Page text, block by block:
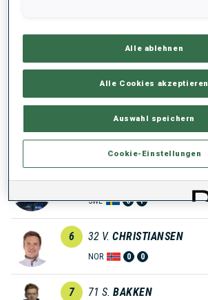
NOR 0 0
3 52 Q. FILLON MAILLET
LAEGREID
5 54 S. SAMUELSSON
SWE 0 1
6 32 V. CHRISTIANSEN
NOR 0 0
7 71 S. BAKKEN
Alle ablehnen
Alle Cookies akzeptieren
Auswahl speichern
Cookie-Einstellungen